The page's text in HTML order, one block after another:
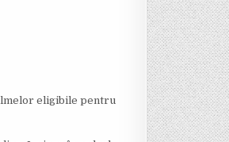
eligibile pentru